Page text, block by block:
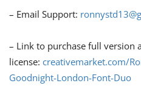
– Email Support:
– Link to purchase full version
license: creativemarket.com/
Goodnight-London-Font-Duo